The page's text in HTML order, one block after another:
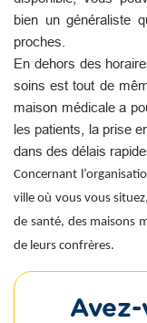
bien un généraliste
proches.
En dehors des
soins est tout de
maison médicale a
les patients, la prise
dans des délais
Concernant
ville où vous vous
de santé, des maisons
de leurs confrères.